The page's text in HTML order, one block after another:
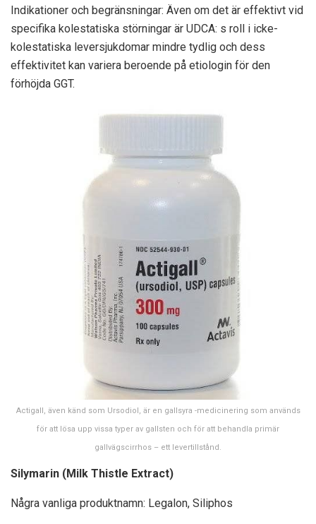
Indikationer och begränsningar: Även om det är effektivt vid
specifika kolestatiska störningar är UDCA: s roll i icke-
kolestatiska leversjukdomar mindre tydlig och dess
effektivitet kan variera beroende på etiologin för den
förhöjda GGT.
Actigall, även känd som Ursodiol, är en gallsyra -medicinering som används
för att lösa upp vissa typer av gallsten och för att behandla primär
gallvägscirrhos – ett levertillstånd.
Silymarin (Milk Thistle Extract)
Några vanliga produktnamn: Legalon, Siliphos